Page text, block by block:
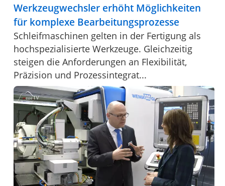
Werkzeugwechsler erhöht Möglichkeiten
für komplexe Bearbeitungsprozesse
Schleifmaschinen gelten in der Fertigung als
hochspezialisierte Werkzeuge. Gleichzeitig
steigen die Anforderungen an Flexibilität,
Präzision und Prozessintegrat...